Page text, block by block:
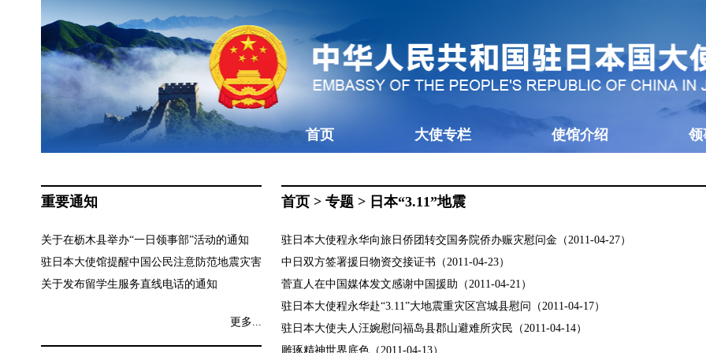
首页 大使专栏 使馆介绍 领
重要通知
关于在枥木县举办“一日领事部”活动的通知
驻日本大使馆提醒中国公民注意防范地震灾害
关于发布留学生服务直线电话的通知
更多...
首页 > 专题 > 日本“3.11”地震
驻日本大使程永华向旅日侨团转交国务院侨办赈灾慰问金（2011-04-27）
中日双方签署援日物资交接证书（2011-04-23）
菅直人在中国媒体发文感谢中国援助（2011-04-21）
驻日本大使程永华赴“3.11”大地震重灾区宫城县慰问（2011-04-17）
驻日本大使夫人汪婉慰问福岛县郡山避难所灾民（2011-04-14）
雕琢精神世界底色（2011-04-13）